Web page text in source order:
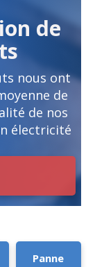
de
nous ont
de
de nos
électricité
Panne